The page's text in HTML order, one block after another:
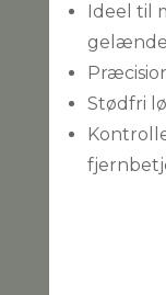
Ideel til
Stødfri